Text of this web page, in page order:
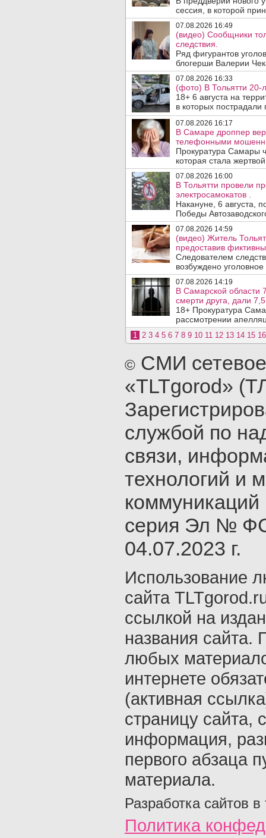
сессия, в которой
07.08.2026 16:49
(видео) Сообщники
следствия.
Ряд фигурантов
блогерши Валерии
07.08.2026 16:33
(фото) В Тольятти 20-
18+ 6 августа на
в которых
07.08.2026 16:17
В Самаре дроппер
телефонными
Прокуратура Самары
которая стала
07.08.2026 16:00
В Тольятти провели
электросамокатов .
Накануне, 6 августа,
Победы
07.08.2026 14:59
(видео) Житель
предоставив
Следователем
возбуждено уголовное
07.08.2026 14:19
В Самарской области
смерти друга, дали
18+ Прокуратура
рассмотрении
1 2 3 4 5 6 7 8 9 10 11 12 13 14 15 16
© СМИ
«TLTgorod»
службой по
связи,
технологий и
серия Эл №
04.07.2023 г.
Использование
сайта
ссылкой на
названия сайта.
любых
интернете
(активная
страницу сайта,
информация,
первого абзаца
материала.
Разработка сайтов в
Политика